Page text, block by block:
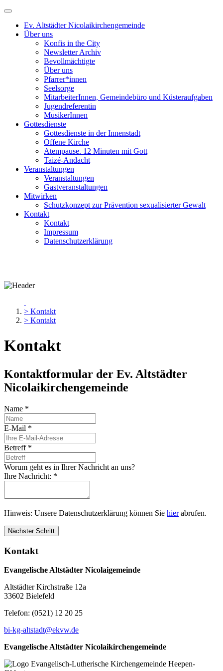
Ev. Altstädter Nicolaikirchengemeinde
Über uns
Konfis in the City
Newsletter Archiv
Bevollmächtigte
Über uns
Pfarrer*innen
Seelsorge
MitarbeiterInnen, Gemeindebüro und Küsteraufgaben
Jugendreferentin
MusikerInnen
Gottesdienste
Gottesdienste in der Innenstadt
Offene Kirche
Atempause. 12 Minuten mit Gott
Taizé-Andacht
Veranstaltungen
Veranstaltungen
Gastveranstaltungen
Mitwirken
Schutzkonzept zur Prävention sexualisierter Gewalt
Kontakt
Kontakt
Impressum
Datenschutzerklärung
> Kontakt
> Kontakt
Kontakt
Kontaktformular der Ev. Altstädter
Nicolaikirchengemeinde
Name *
E-Mail *
Betreff *
Worum geht es in Ihrer Nachricht an uns?
Ihre Nachricht: *
Hinweis: Unsere Datenschutzerklärung können Sie hierabrufen.
Nächster Schritt
Kontakt
Evangelische Altstädter Nicolaigemeinde
Altstädter Kirchstraße 12a
33602 Bielefeld
Telefon: (0521) 12 20 25
bi-kg-altstadt@ekvw.de
Evangelische Altstädter Nicolaikirchengemeinde